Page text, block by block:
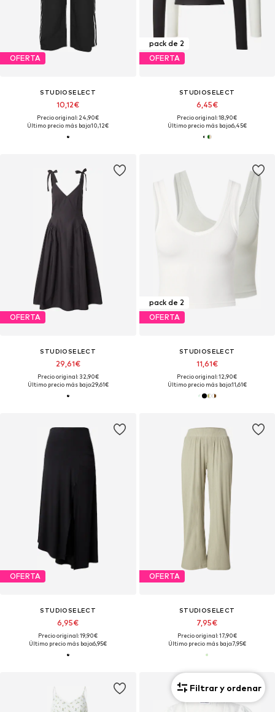
OFERTA
STUDIOSELECT
10,12€
Precio original: 24,90€
Último precio más bajo:10,12€
pack de 2
OFERTA
STUDIOSELECT
6,45€
Precio original: 18,90€
Último precio más bajo:6,45€
OFERTA
STUDIOSELECT
29,61€
Precio original: 32,90€
Último precio más bajo:29,61€
pack de 2
OFERTA
STUDIOSELECT
11,61€
Precio original: 12,90€
Último precio más bajo:11,61€
OFERTA
STUDIOSELECT
6,95€
Precio original: 19,90€
Último precio más bajo:6,95€
OFERTA
STUDIOSELECT
7,95€
Precio original: 17,90€
Último precio más bajo:7,95€
Filtrar y ordenar